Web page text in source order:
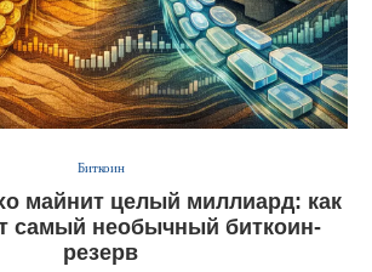
Биткоин
майнит целый миллиард: как
самый необычный биткоин-
резерв